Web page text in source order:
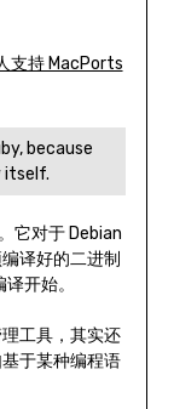
支持 MacPorts
because
itself.
它对于 Debian
译好的二进制
开始。
工具，其实还
于某种编程语